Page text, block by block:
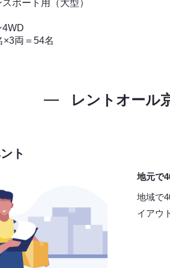
ポート用（大型）
4WD
×3両＝54名
レントオール
ト
地元で
地域で
イアウ